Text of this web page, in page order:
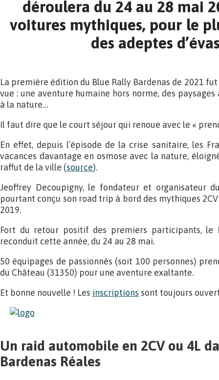
déroulera du 24 au 28 mai
voitures mythiques, pour le
des adeptes
La première édition du Blue Rally Bardenas de 2021
vue : une aventure humaine hors norme, des
à la nature…
Il faut dire que le court séjour qui renoue avec le «
En effet, depuis l’épisode de la crise sanitaire, les
vacances davantage en osmose avec la nature,
raffut de la ville (source).
Jeoffrey Decoupigny, le fondateur et organisateur
pourtant conçu son road trip à bord des mythiques
2019.
Fort du retour positif des premiers participants, le
reconduit cette année, du 24 au 28 mai.
50 équipages de passionnés (soit 100 personnes)
du Château (31350) pour une aventure exaltante.
Et bonne nouvelle ! Les inscriptions sont toujours
Un raid automobile en 2CV ou 4L
Bardenas Réales